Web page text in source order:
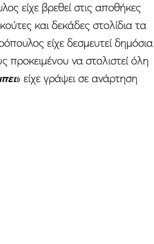
είχε βρεθεί στις αποθήκες
και δεκάδες στολίδια τα
είχε δεσμευτεί δημόσια
προκειμένου να στολιστεί όλη
» είχε γράψει σε ανάρτηση